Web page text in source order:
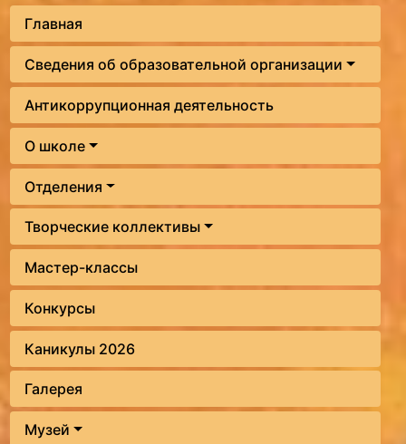
Главная
Сведения об образовательной организации
Антикоррупционная деятельность
О школе
Отделения
Творческие коллективы
Мастер-классы
Конкурсы
Каникулы 2026
Галерея
Музей